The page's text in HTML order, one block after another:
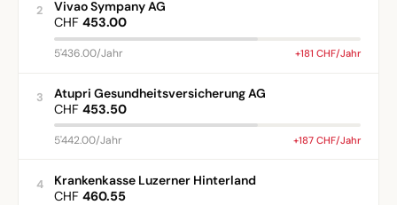
2
Vivao Sympany AG
CHF 453.00
5'436.00/Jahr +181 CHF/Jahr
3
Atupri Gesundheitsversicherung AG
CHF 453.50
5'442.00/Jahr +187 CHF/Jahr
4
Krankenkasse Luzerner Hinterland
CHF 460.55